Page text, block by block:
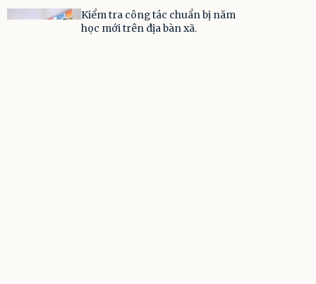
Kiểm tra công tác chuẩn bị năm
học mới trên địa bàn xã.